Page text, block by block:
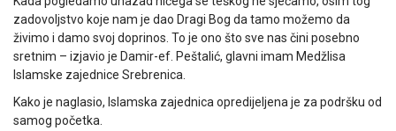
zadovoljstvo koje nam je dao Dragi Bog da tamo možemo da
živimo i damo svoj doprinos. To je ono što sve nas čini posebno
sretnim – izjavio je Damir-ef. Peštalić, glavni imam Medžlisa
Islamske zajednice Srebrenica.
Kako je naglasio, Islamska zajednica opredijeljena je za podršku od
samog početka.